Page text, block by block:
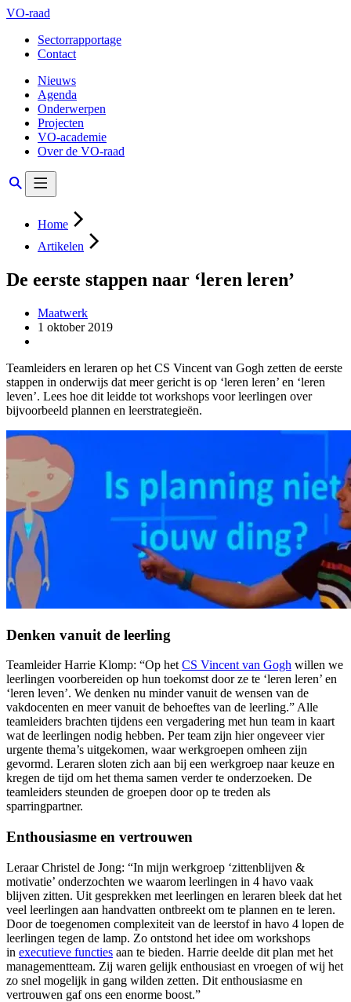
VO-raad
Sectorrapportage
Contact
Nieuws
Agenda
Onderwerpen
Projecten
VO-academie
Over de VO-raad
Home
Artikelen
De eerste stappen naar ‘leren leren’
Maatwerk
1 oktober 2019
Teamleiders en leraren op het CS Vincent van Gogh zetten de eerste
stappen in onderwijs dat meer gericht is op ‘leren leren’ en ‘leren
leven’. Lees hoe dit leidde tot workshops voor leerlingen over
bijvoorbeeld plannen en leerstrategieën.
Denken vanuit de leerling
Teamleider Harrie Klomp: “Op het CS Vincent van Gogh willen we
leerlingen voorbereiden op hun toekomst door ze te ‘leren leren’ en
‘leren leven’. We denken nu minder vanuit de wensen van de
vakdocenten en meer vanuit de behoeftes van de leerling.” Alle
teamleiders brachten tijdens een vergadering met hun team in kaart
wat de leerlingen nodig hebben. Per team zijn hier ongeveer vier
urgente thema’s uitgekomen, waar werkgroepen omheen zijn
gevormd. Leraren sloten zich aan bij een werkgroep naar keuze en
kregen de tijd om het thema samen verder te onderzoeken. De
teamleiders steunden de groepen door op te treden als
sparringpartner.
Enthousiasme en vertrouwen
Leraar Christel de Jong: “In mijn werkgroep ‘zittenblijven &
motivatie’ onderzochten we waarom leerlingen in 4 havo vaak
blijven zitten. Uit gesprekken met leerlingen en leraren bleek dat het
veel leerlingen aan handvatten ontbreekt om te plannen en te leren.
Door de toegenomen complexiteit van de leerstof in havo 4 lopen de
leerlingen tegen de lamp. Zo ontstond het idee om workshops
in executieve functies aan te bieden. Harrie deelde dit plan met het
managementteam. Zij waren gelijk enthousiast en vroegen of wij het
zo snel mogelijk in gang wilden zetten. Dit enthousiasme en
vertrouwen gaf ons een enorme boost.”